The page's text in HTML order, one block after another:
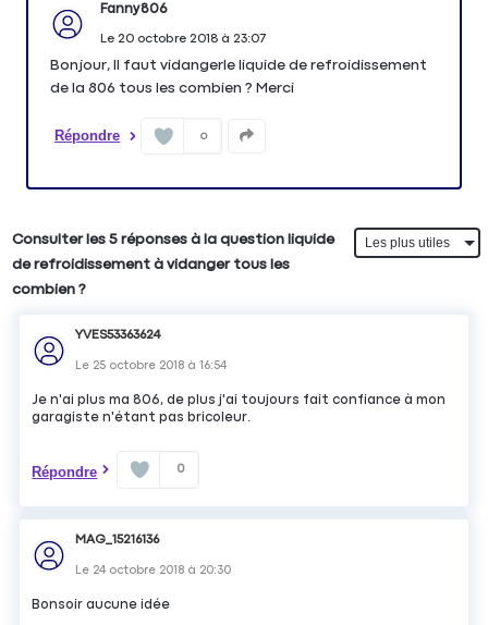
Fanny806
Le 20 octobre 2018à 23:07
Bonjour, Il faut vidangerle liquide de refroidissement
de la 806 tous les combien ? Merci
Répondre 0
Consulter les 5 réponses à la question liquide
de refroidissement à vidanger tous les
combien ?
YVES53363624
Le 25 octobre 2018 à16:54
Je n'ai plus ma 806, de plus j'ai toujours fait confiance à mon
garagiste n'étant pas bricoleur.
Répondre 0
MAG_15216136
Le 24 octobre 2018 à 20:30
Bonsoir aucune idée